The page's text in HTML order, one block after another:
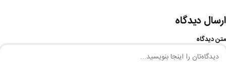
ارسال دیدگاه
متن دیدگاه